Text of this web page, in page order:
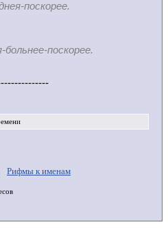
поскорее.
поскорее.
Рифмы к именам